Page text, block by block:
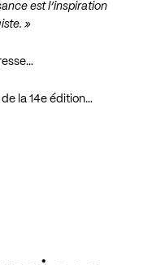
est l’inspiration
»
la 14e édition…